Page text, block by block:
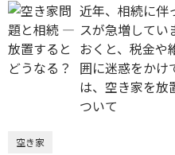
近年、相続に伴
スが急増してい
おくと、税金や
囲に迷惑をかけ
は、空き家を放
ついて
空き家